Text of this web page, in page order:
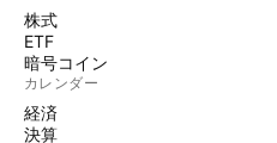
株式
ETF
暗号コイン
カレンダー
経済
決算